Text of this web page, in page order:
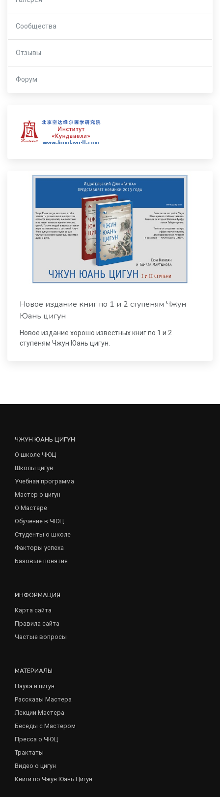
Сообщества
Отзывы
Форум
Новое издание книг по 1 и 2 ступеням Чжун
Юань цигун
Новое издание хорошо известных книг по 1 и 2
ступеням Чжун Юань цигун.
ЧЖУН ЮАНЬ ЦИГУН
О школе ЧЮЦ
Школы цигун
Учебная программа
Мастер о цигун
О Мастере
Обучение в ЧЮЦ
Студенты о школе
Факторы успеха
Базовые понятия
ИНФОРМАЦИЯ
Карта сайта
Правила сайта
Частые вопросы
МАТЕРИАЛЫ
Наука и цигун
Рассказы Мастера
Лекции Мастера
Беседы с Мастером
Пресса о ЧЮЦ
Трактаты
Видео о цигун
Книги по Чжун Юань Цигун